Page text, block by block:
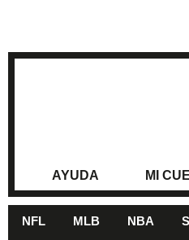
AYUDA MI
NFL MLB NBA